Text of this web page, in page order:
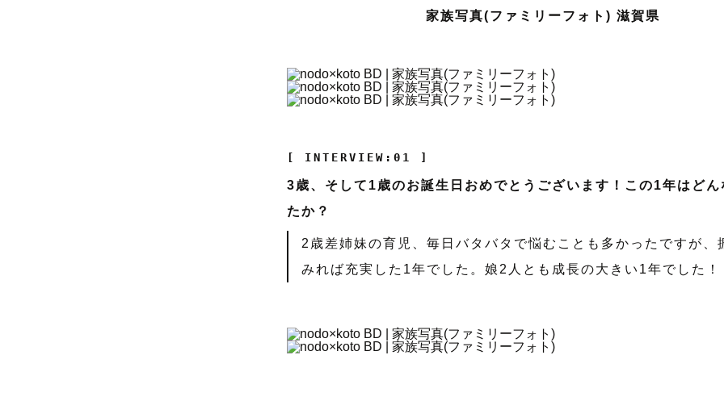
家族写真(ファミリーフォト) 滋賀県
[ INTERVIEW:01 ]
3歳、そして1歳のお誕生日おめでとうございます！この1年はどん
たか？
2歳差姉妹の育児、毎日バタバタで悩むことも多かったですが、
みれば充実した1年でした。娘2人とも成長の大きい1年でした！